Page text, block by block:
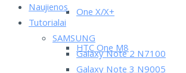
One X/X+
HTC One M8
Naujienos
Tutorialai
SAMSUNG
Galaxy Note 2 N7100